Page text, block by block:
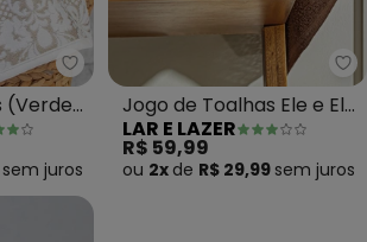
Lar e Lazer - Jogo de Toalhas
(Verde)
sem juros
Jogo de Toalhas Ele e Ela
(Marrom) 2 Peças
LAR E LAZER
R$ 59,99
ou 2x de R$ 29,99 sem juros